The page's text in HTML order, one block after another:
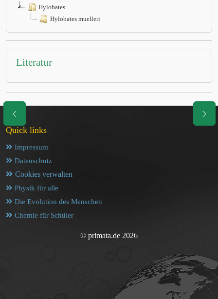
Hylobates
Hylobates muelleri
Literatur
Quick links
Impressum
Datenschutz
Cookies verwalten
Physik für alle
Die Evolution des Menschen
Chemie für Schüler
© primata.de 2026